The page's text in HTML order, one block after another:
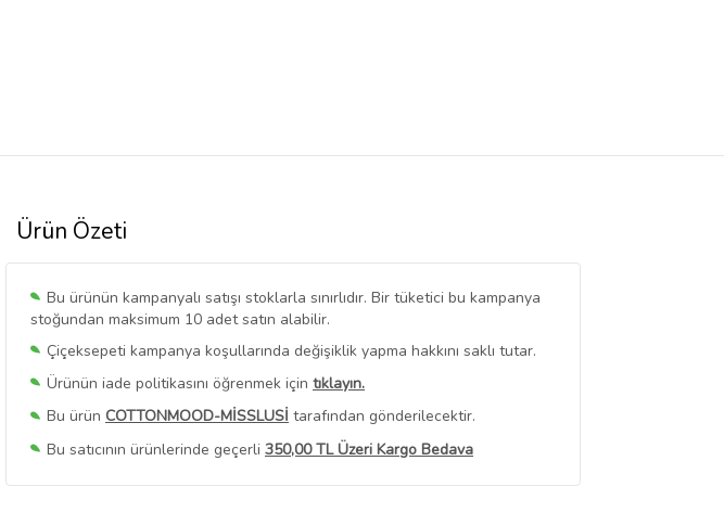
Ürün Özeti
Bu ürünün kampanyalı satışı stoklarla sınırlıdır. Bir tüketici bu kampanya
stoğundan maksimum 10 adet satın alabilir.
Çiçeksepeti kampanya koşullarında değişiklik yapma hakkını saklı tutar.
Ürünün iade politikasını öğrenmek için tıklayın.
Bu ürün COTTONMOOD-MİSSLUSİ tarafından gönderilecektir.
Bu satıcının ürünlerinde geçerli 350,00 TL Üzeri Kargo Bedava
Bu SatıcınınTüm Ürünlerini Görüntüle